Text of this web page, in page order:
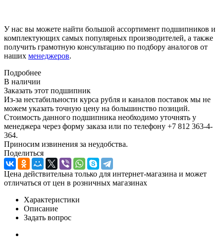
У нас вы можете найти большой ассортимент подшипников и
комплектующих самых популярных производителей, а также
получить грамотную консультацию по подбору аналогов от
наших менеджеров.
Подробнее
В наличии
Заказать этот подшипник
Из-за нестабильности курса рубля и каналов поставок мы не
можем указать точную цену на большинство позиций.
Стоимость данного подшипника необходимо уточнять у
менеджера через форму заказа или по телефону +7 812 363-4-
364.
Приносим извинения за неудобства.
Поделиться
Цена действительна только для интернет-магазина и может
отличаться от цен в розничных магазинах
Характеристики
Описание
Задать вопрос